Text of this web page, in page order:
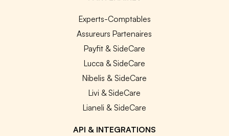
Experts-Comptables
Assureurs Partenaires
Payfit & SideCare
Lucca & SideCare
Nibelis & SideCare
Livi & SideCare
Lianeli & SideCare
API & INTEGRATIONS